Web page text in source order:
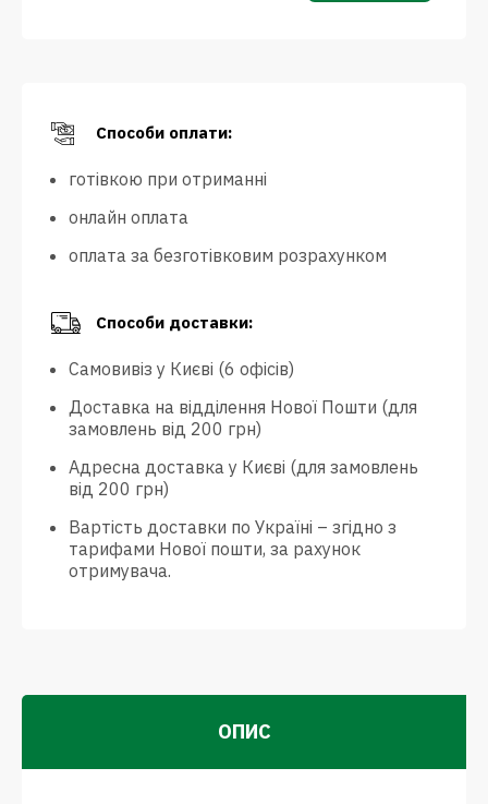
Способи оплати:
готівкою при отриманні
онлайн оплата
оплата за безготівковим розрахунком
Способи доставки:
Самовивіз у Києві (6 офісів)
Доставка на відділення Нової Пошти (для
замовлень від 200 грн)
Адресна доставка у Києві (для замовлень
від 200 грн)
Вартість доставки по Україні – згідно з
тарифами Нової пошти, за рахунок
отримувача.
ОПИС